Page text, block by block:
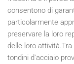
consentono di
particolarmente
preservare la loro
delle loro
tondini d'acciaio